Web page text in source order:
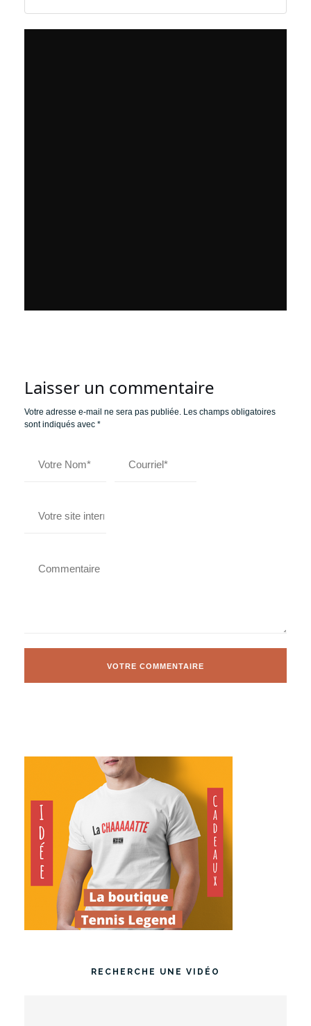
Laisser un commentaire
Votre adresse e-mail ne sera pas publiée. Les champs obligatoires
sont indiqués avec *
RECHERCHE UNE VIDÉO